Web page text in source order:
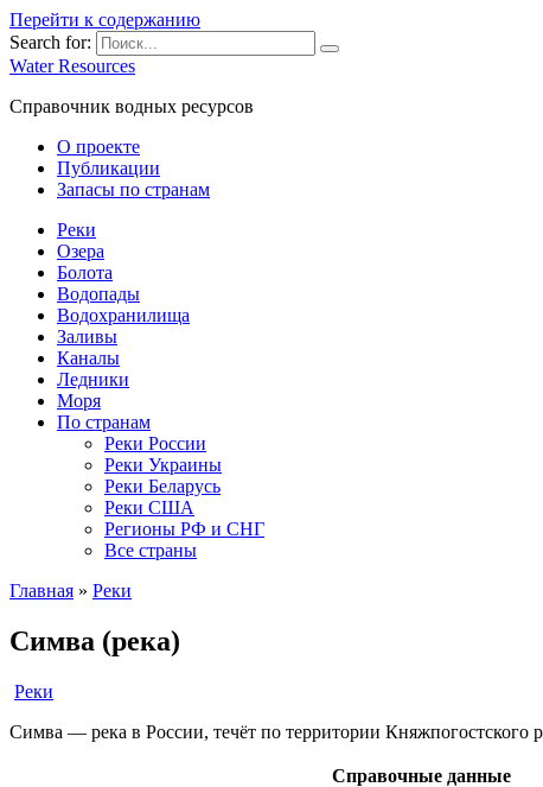
Перейти к содержанию
Search for:
Water Resources
Справочник водных ресурсов
О проекте
Публикации
Запасы по странам
Реки
Озера
Болота
Водопады
Водохранилища
Заливы
Каналы
Ледники
Моря
По странам
Реки России
Реки Украины
Реки Беларусь
Реки США
Регионы РФ и СНГ
Все страны
Главная » Реки
Симва (река)
Реки
Симва — река в России, течёт по территории Княжпогостского
Справочные данные